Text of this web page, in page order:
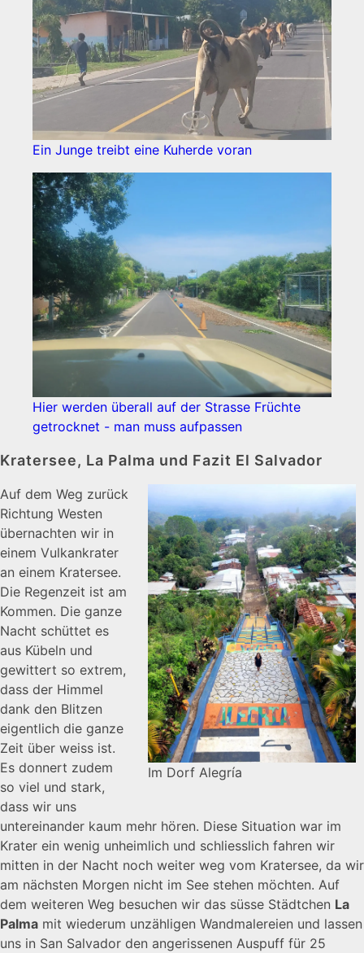
Ein Junge treibt eine Kuherde voran
Hier werden überall auf der Strasse Früchte
getrocknet - man muss aufpassen
Kratersee, La Palma und Fazit El Salvador
Im Dorf Alegría
Auf dem Weg zurück
Richtung Westen
übernachten wir in
einem Vulkankrater
an einem Kratersee.
Die Regenzeit ist am
Kommen. Die ganze
Nacht schüttet es
aus Kübeln und
gewittert so extrem,
dass der Himmel
dank den Blitzen
eigentlich die ganze
Zeit über weiss ist.
Es donnert zudem
so viel und stark,
dass wir uns
untereinander kaum mehr hören. Diese Situation war im
Krater ein wenig unheimlich und schliesslich fahren wir
mitten in der Nacht noch weiter weg vom Kratersee, da wir
am nächsten Morgen nicht im See stehen möchten. Auf
dem weiteren Weg besuchen wir das süsse Städtchen La
Palma mit wiederum unzähligen Wandmalereien und lassen
uns in San Salvador den angerissenen Auspuff für 25